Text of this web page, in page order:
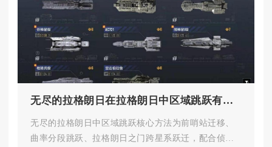
无尽的拉格朗日在拉格朗日中区域跳跃有哪些方法和技巧
无尽的拉格朗日中区域跳跃核心方法为前哨站迁移、
曲率分段跳跃、拉格朗日之门跨星系跃迁，配合侦察